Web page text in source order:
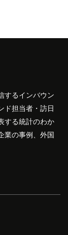
するインバウン
ド担当者・訪日
する統計のわか
業の事例、外国